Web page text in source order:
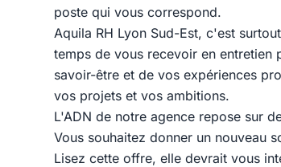
poste qui vous correspond.
Aquila RH Lyon Sud-Est, c'est
temps de vous recevoir en entretien
savoir-être et de vos expériences
vos projets et vos ambitions.
L'ADN de notre agence repose sur
Vous souhaitez donner un nouveau
Lisez cette offre, elle devrait vous